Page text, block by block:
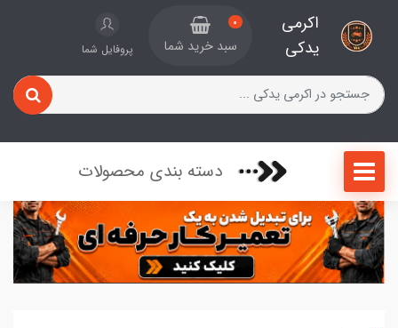
اکرمی
یدکی
0
سبد خرید شما پروفایل شما
دسته بندی محصولات